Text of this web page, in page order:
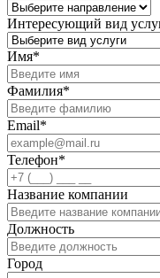
Интересующий вид
Имя*
Фамилия*
Email*
Телефон*
Название компании
Должность
Город